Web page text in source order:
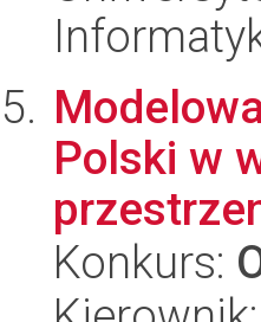
Polski w
Konkurs: